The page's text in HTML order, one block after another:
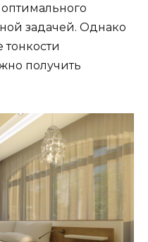
задачей. Однако
тонкости
получить